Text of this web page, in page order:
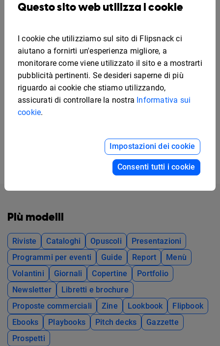
anche se non dovessi trovarlo, non andare nel
quando non sarai soddisfatto del risultato finale.
Il bello di creare il tuo menù della pizza online è
che puoi modificarlo del tutto in un secondo
momento. Puoi decidere di ravvivarlo un po'
utilizzando degli ingredienti stagionali per le tue
pizze. Torna al modello per
Più modelli
Riviste Cataloghi Opuscoli
Presentazioni
Programmi per eventi
Guide Report
Menù
Volantini
Giornali Copertine
Portfolio
Newsletter
Libretti e brochure
Proposte commerciali
Zine Lookbook
Flipbook
Ebooks
Playbooks Pitch decks
Gazzette
Prospetti
Questo sito web utilizza i cookie
I cookie che utilizziamo sul sito di Flipsnack ci
aiutano a fornirti un'esperienza migliore, a
monitorare come viene utilizzato il sito e a mostrarti
pubblicità pertinenti. Se desideri saperne di più
riguardo ai cookie che stiamo utilizzando,
assicurati di controllare la nostra Informativa sui
cookie.
Impostazioni dei cookie
Consenti tutti i cookie